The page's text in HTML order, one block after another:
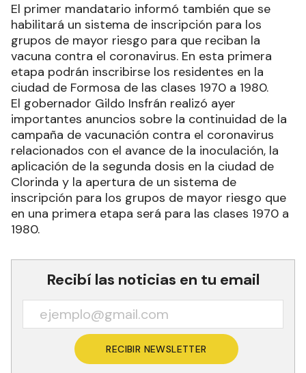
El primer mandatario informó también que se
habilitará un sistema de inscripción para los
grupos de mayor riesgo para que reciban la
vacuna contra el coronavirus. En esta primera
etapa podrán inscribirse los residentes en la
ciudad de Formosa de las clases 1970 a 1980.
El gobernador Gildo Insfrán realizó ayer
importantes anuncios sobre la continuidad de la
campaña de vacunación contra el coronavirus
relacionados con el avance de la inoculación, la
aplicación de la segunda dosis en la ciudad de
Clorinda y la apertura de un sistema de
inscripción para los grupos de mayor riesgo que
en una primera etapa será para las clases 1970 a
1980.
Recibí las noticias en tu email
RECIBIR NEWSLETTER